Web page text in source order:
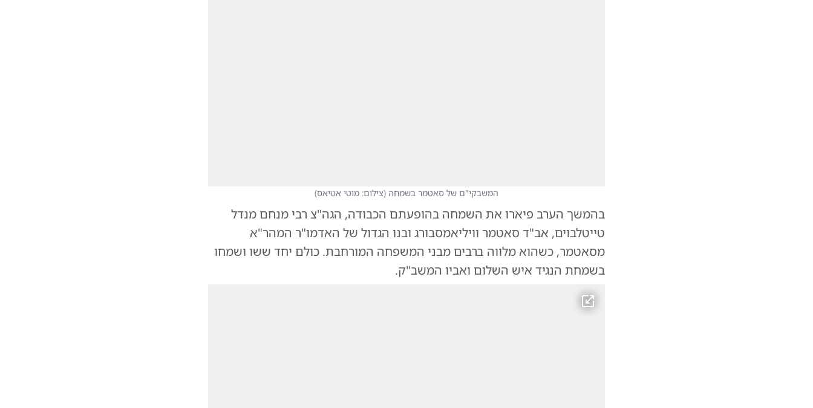
המשבקי"ם של סאטמר בשמחה (צילום: מוטי אטיאס)
בהמשך הערב פיארו את השמחה בהופעתם הכבודה, הגה"צ רבי מנחם מנדל
טייטלבוים, אב"ד סאטמר וויליאמסבורג ובנו הגדול של האדמו"ר המהר"א
מסאטמר, כשהוא מלווה ברבים מבני המשפחה המורחבת. כולם יחד ששו ושמחו
בשמחת הנגיד איש השלום ואביו המשב"ק.